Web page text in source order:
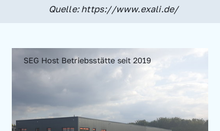
Quelle: https://www.exali.de/
SEG Host Betriebsstätte seit 2019